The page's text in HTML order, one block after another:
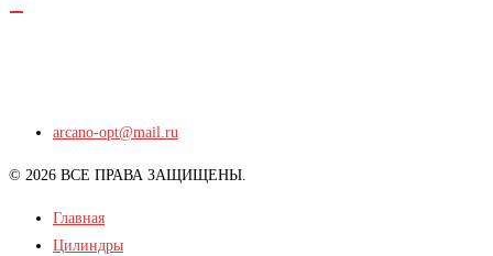
arcano-opt@mail.ru
© 2026 ВСЕ ПРАВА ЗАЩИЩЕНЫ.
Главная
Цилиндры